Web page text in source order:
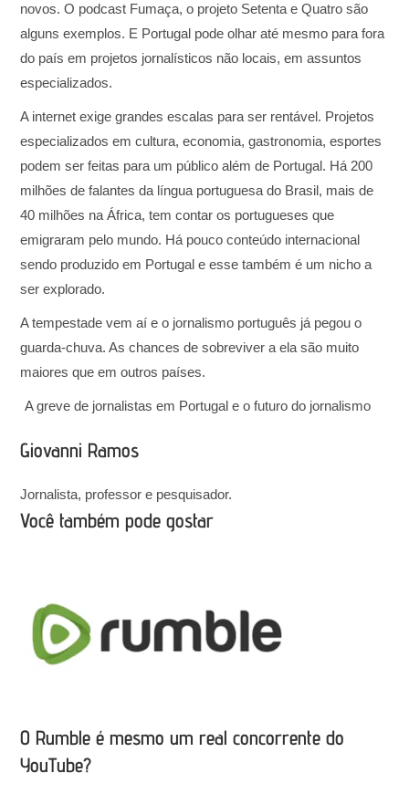
novos. O podcast Fumaça, o projeto Setenta e Quatro são
alguns exemplos. E Portugal pode olhar até mesmo para fora
do país em projetos jornalísticos não locais, em assuntos
especializados.
A internet exige grandes escalas para ser rentável. Projetos
especializados em cultura, economia, gastronomia, esportes
podem ser feitas para um público além de Portugal. Há 200
milhões de falantes da língua portuguesa do Brasil, mais de
40 milhões na África, tem contar os portugueses que
emigraram pelo mundo. Há pouco conteúdo internacional
sendo produzido em Portugal e esse também é um nicho a
ser explorado.
A tempestade vem aí e o jornalismo português já pegou o
guarda-chuva. As chances de sobreviver a ela são muito
maiores que em outros países.
A greve de jornalistas em Portugal e o futuro do jornalismo
Giovanni Ramos
Jornalista, professor e pesquisador.
Você também pode gostar
O Rumble é mesmo um real concorrente do
YouTube?